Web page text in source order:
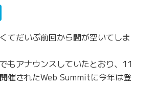
Hatena
てだいぶ前回から間が空いてしま
でもアナウンスしていたとおり、11
催されたWeb Summitに今年は登